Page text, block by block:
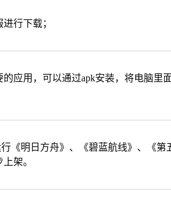
行下载；
应用，可以通过apk安装，将电脑里
《明日方舟》、《碧蓝航线》、《第
架。